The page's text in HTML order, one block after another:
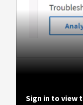
Sign in to view